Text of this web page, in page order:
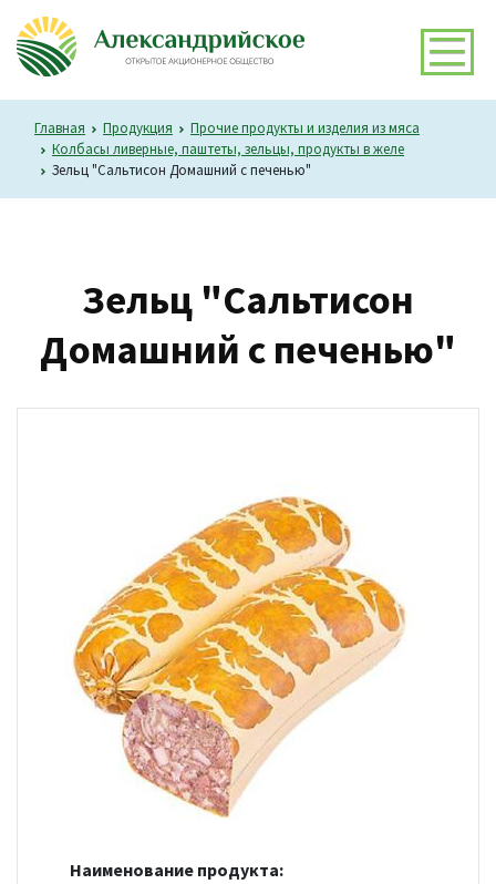
Главная Продукция
Прочие продукты и изделия из мяса
Колбасы ливерные, паштеты, зельцы, продукты в желе
Зельц "Сальтисон Домашний с печенью"
Зельц "Сальтисон
Домашний с печенью"
Наименование продукта: